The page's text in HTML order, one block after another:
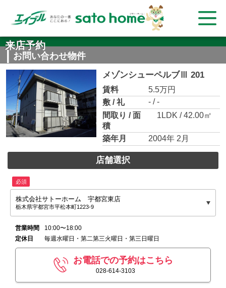
来店予約
お問い合わせ物件
メゾンシューペルブⅢ 201
賃料
5.5万円
敷 / 礼
- / -
間取り / 面
積
1LDK / 42.00㎡
築年月 2004年 2月
店舗選択
必須
株式会社サトーホーム 宇都宮東店
栃木県宇都宮市平松本町1223-9
営業時間
10:00〜18:00
定休日
毎週水曜日・第二第三火曜日・第三日曜日
お電話での予約はこちら
028-614-3103